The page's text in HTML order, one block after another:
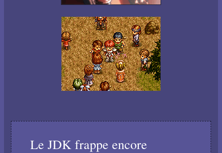
Le JDK frappe encore